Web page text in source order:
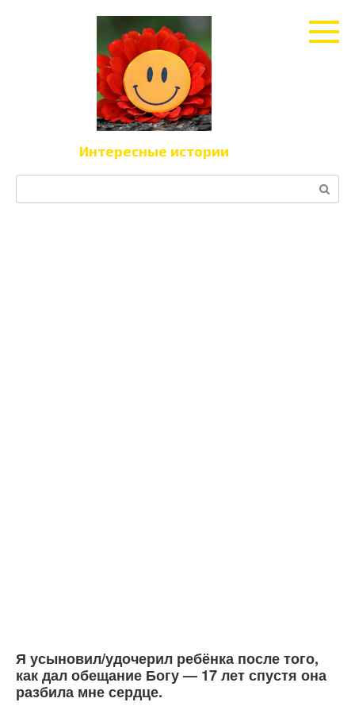
Интересные истории
Я усыновил/удочерил ребёнка после того,
как дал обещание Богу — 17 лет спустя она
разбила мне сердце.